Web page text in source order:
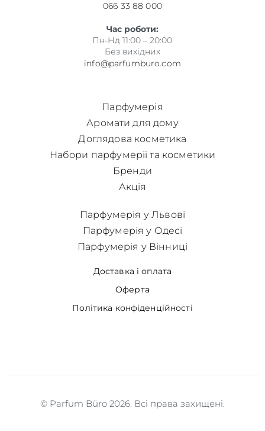
066 33 88 000
Час роботи:
Пн-Нд 11:00 – 20:00
Без вихідних
info@parfumburo.com
Парфумерія
Аромати для дому
Доглядова косметика
Набори парфумерії та косметики
Бренди
Акція
Доставка і оплата
Оферта
Політика конфіденційності
Парфумерія у Львові
Парфумерія у Одесі
Парфумерія у Вінниці
© Parfum Büro 2026. Всі права захищені.